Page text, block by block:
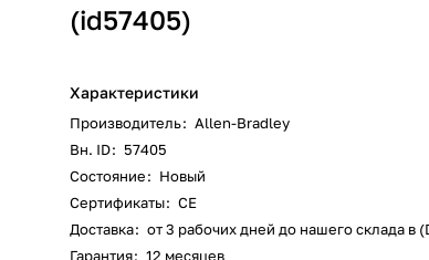
(id57405)
Характеристики
Производитель: Allen-Bradley
Вн. ID: 57405
Состояние: Новый
Сертификаты: CE
Доставка: от 3 рабочих дней до нашего склада в
Гарантия: 12 месяцев